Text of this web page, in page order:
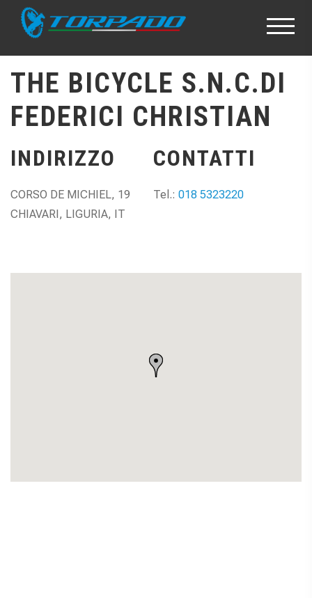
THE BICYCLE S.N.C.DI
FEDERICI CHRISTIAN
INDIRIZZO
CORSO DE MICHIEL, 19
CHIAVARI, LIGURIA, IT
CONTATTI
Tel.: 018 5323220